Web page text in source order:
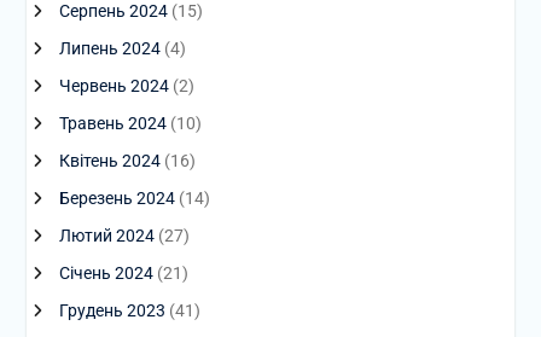
Серпень 2024(15)
Липень 2024(4)
Червень 2024(2)
Травень 2024(10)
Квітень 2024(16)
Березень 2024(14)
Лютий 2024(27)
Січень 2024(21)
Грудень 2023 (41)